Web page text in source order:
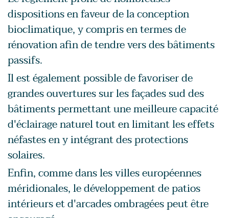
dispositions en faveur de la conception
bioclimatique, y compris en termes de
rénovation afin de tendre vers des bâtiments
passifs.
Il est également possible de favoriser de
grandes ouvertures sur les façades sud des
bâtiments permettant une meilleure capacité
d'éclairage naturel tout en limitant les effets
néfastes en y intégrant des protections
solaires.
Enfin, comme dans les villes européennes
méridionales, le développement de patios
intérieurs et d'arcades ombragées peut être